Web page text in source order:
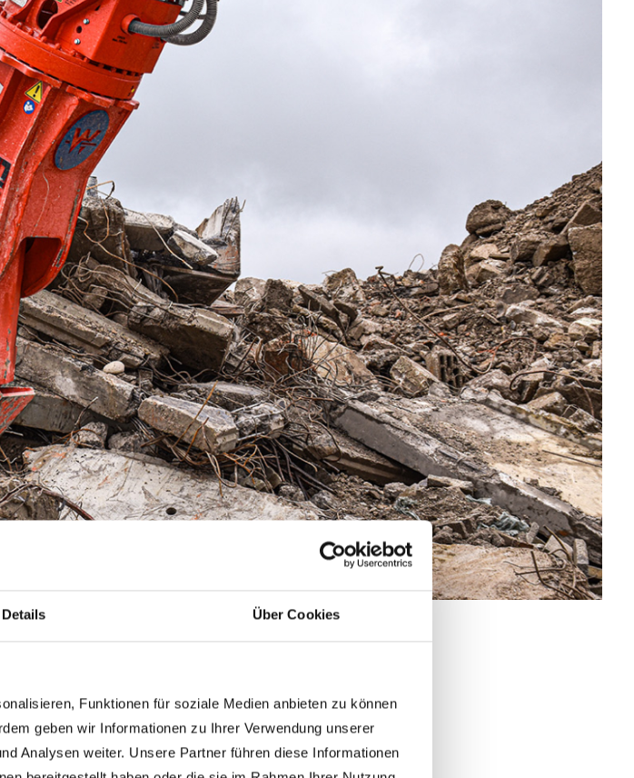
Details Über Cookies
Funktionen für soziale Medien anbieten zu können
geben wir Informationen zu Ihrer Verwendung unserer
Analysen weiter. Unsere Partner führen diese Informationen
die ersten Einsatzbilder rasch nachzureichen und voilà – hier sind sie:
GmbH.